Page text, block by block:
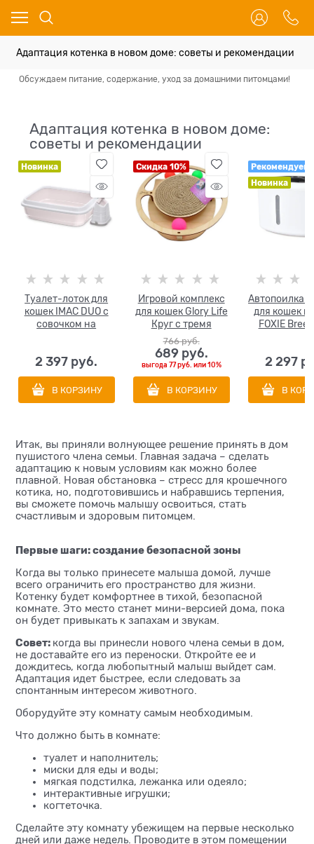
Адаптация котенка в новом доме: советы и рекомендации
Обсуждаем питание, содержание, уход за домашними питомцами!
Адаптация котенка в новом доме:
советы и рекомендации
Новинка
Туалет-лоток для
кошек IMAC DUO с
совочком на
2 397 руб.
В КОРЗИНУ
Скидка 10%
Игровой комплекс
для кошек Glory Life
Круг с тремя
шариками и
когтеточкой из
каната размер
32х28х3,6 см
766 руб.
689 руб.
выгода 77 руб. или10%
В КОРЗИНУ
Рекомендуем
Новинка
Автопоилка-
для кошек и
FOXIE
2 297
В
Итак, вы приняли волнующее решение принять в дом
пушистого члена семьи. Главная задача – сделать
адаптацию к новым условиям как можно более
плавной. Новая обстановка – стресс для крошечного
котика, но, подготовившись и набравшись терпения,
вы сможете помочь малышу освоиться, стать
счастливым и здоровым питомцем.
Первые шаги: создание безопасной зоны
Когда вы только принесете малыша домой, лучше
всего ограничить его пространство для жизни.
Котенку будет комфортнее в тихой, безопасной
комнате. Это место станет мини-версией дома, пока
он будет привыкать к запахам и звукам.
Совет: когда вы принесли нового члена семьи в дом,
не доставайте его из переноски. Откройте ее и
дождитесь, когда любопытный малыш выйдет сам.
Адаптация идет быстрее, если следовать за
спонтанным интересом животного.
Оборудуйте эту комнату самым необходимым.
Что должно быть в комнате:
туалет и наполнитель;
миски для еды и воды;
мягкая подстилка, лежанка или одеяло;
интерактивные игрушки;
когтеточка.
Сделайте эту комнату убежищем на первые несколько
дней или даже недель. Проводите в этом помещении